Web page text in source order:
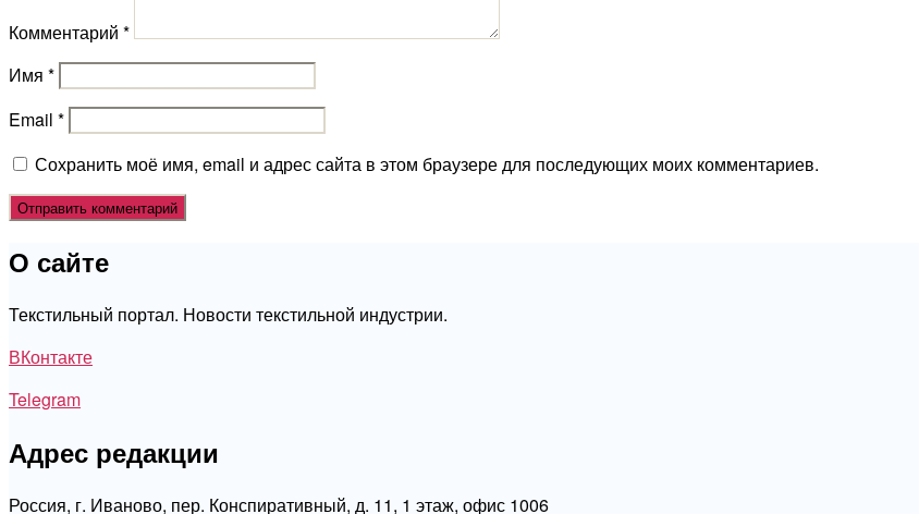
Комментарий *
Имя *
Email *
Сохранить моё имя, email и адрес сайта в этом браузере для последующих моих комментариев.
О сайте
Текстильный портал. Новости текстильной индустрии.
ВКонтакте
Telegram
Адрес редакции
Россия, г. Иваново, пер. Конспиративный, д. 11, 1 этаж, офис 1006